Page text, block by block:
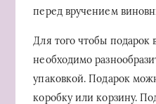
перед вручением
Для того чтобы подарок
необходимо
упаковкой. Подарок
коробку или корзину.